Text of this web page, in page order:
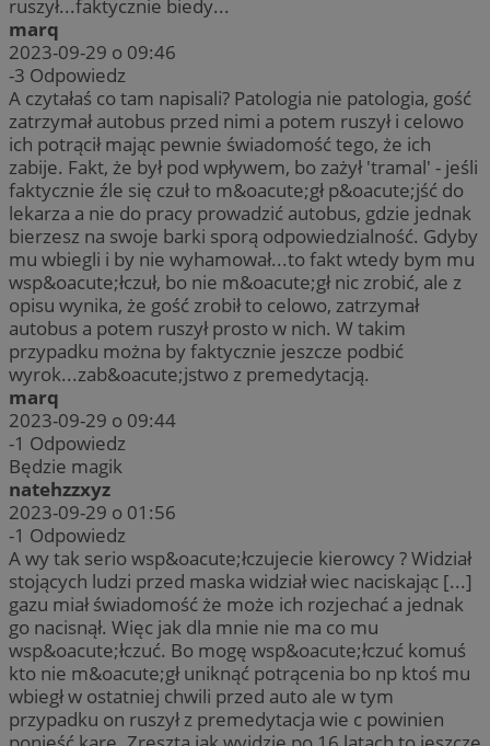
ruszył...faktycznie biedy...
marq
2023-09-29 o 09:46
-3 Odpowiedz
A czytałaś co tam napisali? Patologia nie patologia, gość
zatrzymał autobus przed nimi a potem ruszył i celowo
ich potrącił mając pewnie świadomość tego, że ich
zabije. Fakt, że był pod wpływem, bo zażył 'tramal' - jeśli
faktycznie źle się czuł to m&oacute;gł p&oacute;jść do
lekarza a nie do pracy prowadzić autobus, gdzie jednak
bierzesz na swoje barki sporą odpowiedzialność. Gdyby
mu wbiegli i by nie wyhamował...to fakt wtedy bym mu
wsp&oacute;łczuł, bo nie m&oacute;gł nic zrobić, ale z
opisu wynika, że gość zrobił to celowo, zatrzymał
autobus a potem ruszył prosto w nich. W takim
przypadku można by faktycznie jeszcze podbić
wyrok...zab&oacute;jstwo z premedytacją.
marq
2023-09-29 o 09:44
-1 Odpowiedz
Będzie magik
natehzzxyz
2023-09-29 o 01:56
-1 Odpowiedz
A wy tak serio wsp&oacute;łczujecie kierowcy ? Widział
stojących ludzi przed maska widział wiec naciskając [...]
gazu miał świadomość że może ich rozjechać a jednak
go nacisnął. Więc jak dla mnie nie ma co mu
wsp&oacute;łczuć. Bo mogę wsp&oacute;łczuć komuś
kto nie m&oacute;gł uniknąć potrącenia bo np ktoś mu
wbiegł w ostatniej chwili przed auto ale w tym
przypadku on ruszył z premedytacja wie c powinien